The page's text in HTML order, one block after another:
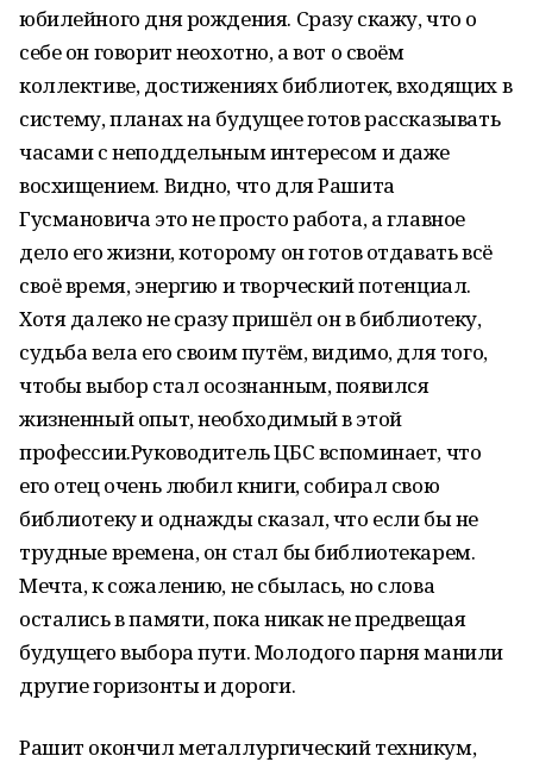
юбилейного дня рождения. Сразу скажу, что о
себе он говорит неохотно, а вот о своём
коллективе, достижениях библиотек, входящих в
систему, планах на будущее готов рассказывать
часами с неподдельным интересом и даже
восхищением. Видно, что для Рашита
Гусмановича это не просто работа, а главное
дело его жизни, которому он готов отдавать всё
своё время, энергию и творческий потенциал.
Хотя далеко не сразу пришёл он в библиотеку,
судьба вела его своим путём, видимо, для того,
чтобы выбор стал осознанным, появился
жизненный опыт, необходимый в этой
профессии.Руководитель ЦБС вспоминает, что
его отец очень любил книги, собирал свою
библиотеку и однажды сказал, что если бы не
трудные времена, он стал бы библиотекарем.
Мечта, к сожалению, не сбылась, но слова
остались в памяти, пока никак не предвещая
будущего выбора пути. Молодого парня манили
другие горизонты и дороги.
Рашит окончил металлургический техникум,